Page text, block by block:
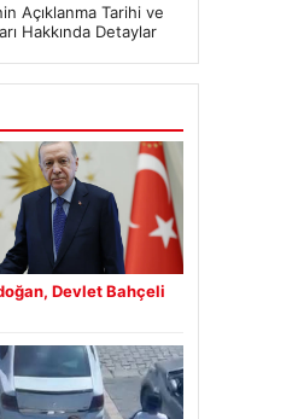
Açıklanma Tarihi ve
Hakkında Detaylar
Devlet Bahçeli